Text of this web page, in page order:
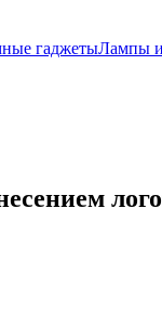
гаджетыЛампы и